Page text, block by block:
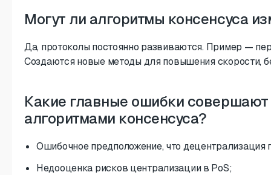
Могут ли алгоритмы консенсуса
Да, протоколы постоянно развиваются. Пример —
Создаются новые методы для повышения скорости,
Какие главные ошибки совершают
алгоритмами консенсуса?
Ошибочное предположение, что децентрализация
Недооценка рисков централизации в PoS;